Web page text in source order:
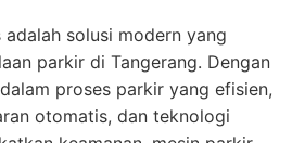
solusi modern yang
parkir di Tangerang. Dengan
proses parkir yang efisien,
otomatis, dan teknologi